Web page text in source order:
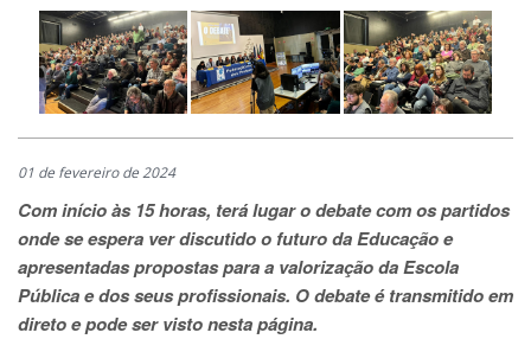
01 de fevereiro de 2024
Com início às 15 horas, terá lugar o debate com os partidos
onde se espera ver discutido o futuro da Educação e
apresentadas propostas para a valorização da Escola
Pública e dos seus profissionais. O debate é transmitido em
direto e pode ser visto nesta página.